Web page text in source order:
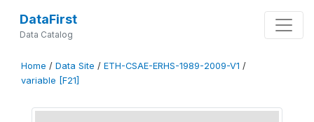
DataFirst
Data Catalog
Home / Data Site / ETH-CSAE-ERHS-1989-2009-V1 /
variable [F21]